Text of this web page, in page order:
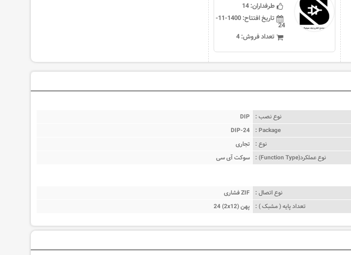
طرفداران:14
تاریخ افتتاح:
1400-11-
24
تعداد فروش:4
نوع نصب :
DIP
Package :
DIP-24
نوع :
تجاری
نوع عملکرد(Function Type) :
سوکت آی سی
نوع اتصال :
فشاری ZIF
تعداد پایه ( مشبک ) :
24 (2x12) پهن